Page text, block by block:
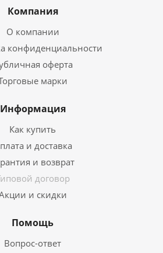
Компания
О компании
конфиденциальности
оферта
марки
Информация
Как купить
и доставка
и возврат
договор
и скидки
Помощь
Вопрос-ответ